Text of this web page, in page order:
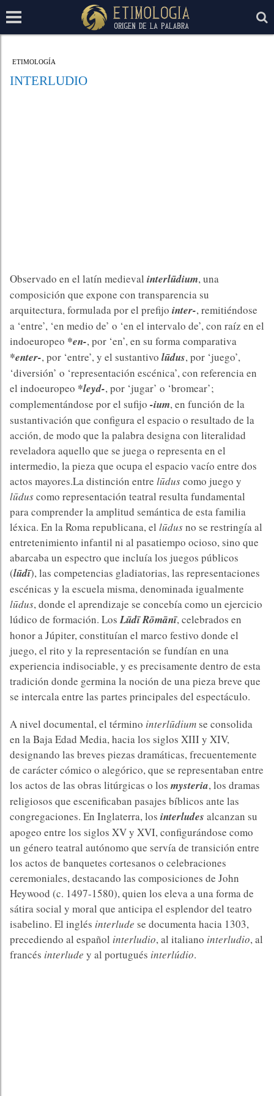
ETIMOLOGÍA
INTERLUDIO
Observado en el latín medieval interlūdium, una
composición que expone con transparencia su
arquitectura, formulada por el prefijo inter-, remitiéndose
a ‘entre’, ‘en medio de’ o ‘en el intervalo de’, con raíz en el
indoeuropeo *en-, por ‘en’, en su forma comparativa
*enter-, por ‘entre’, y el sustantivo lūdus, por ‘juego’,
‘diversión’ o ‘representación escénica’, con referencia en
el indoeuropeo *leyd-, por ‘jugar’ o ‘bromear’;
complementándose por el sufijo -ium, en función de la
sustantivación que configura el espacio o resultado de la
acción, de modo que la palabra designa con literalidad
reveladora aquello que se juega o representa en el
intermedio, la pieza que ocupa el espacio vacío entre dos
actos mayores.La distinción entre lūduscomo juego y
lūduscomo representación teatral resulta fundamental
para comprender la amplitud semántica de esta familia
léxica. En la Roma republicana, el lūdusno se restringía al
entretenimiento infantil ni al pasatiempo ocioso, sino que
abarcaba un espectro que incluía los juegos públicos
(lūdī), las competencias gladiatorias, las representaciones
escénicas y la escuela misma, denominada igualmente
lūdus, donde el aprendizaje se concebía como un ejercicio
lúdico de formación. LosLūdī Rōmānī, celebrados en
honor a Júpiter, constituían el marco festivo donde el
juego, el rito y la representación se fundían en una
experiencia indisociable, y es precisamente dentro de esta
tradición donde germina la noción de una pieza breve que
se intercala entre las partes principales del espectáculo.
A nivel documental, el término interlūdium se consolida
en la Baja Edad Media, hacia los siglos XIII y XIV,
designando las breves piezas dramáticas, frecuentemente
de carácter cómico o alegórico, que se representaban entre
los actos de las obras litúrgicas o los mysteria, los dramas
religiosos que escenificaban pasajes bíblicos ante las
congregaciones. En Inglaterra, los interludes alcanzan su
apogeo entre los siglos XV y XVI, configurándose como
un género teatral autónomo que servía de transición entre
los actos de banquetes cortesanos o celebraciones
ceremoniales, destacando las composiciones de John
Heywood (c. 1497-1580), quien los eleva a una forma de
sátira social y moral que anticipa el esplendor del teatro
isabelino. El inglés interlude se documenta hacia 1303,
precediendo al español interludio, al italiano interludio, al
francés interlude y al portugués interlúdio.